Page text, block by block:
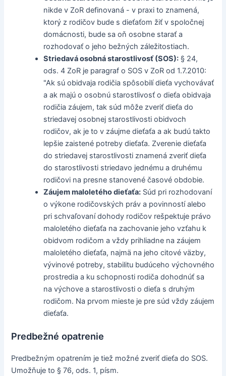
nikde v ZoR definovaná - v praxi to znamená,
ktorý z rodičov bude s dieťaťom žiť v spoločnej
domácnosti, bude sa oň osobne starať a
rozhodovať o jeho bežných záležitostiach.
Striedavá osobná starostlivosť (SOS): § 24,
ods. 4 ZoR je paragraf o SOS v ZoR od 1.7.2010:
"Ak sú obidvaja rodičia spôsobilí dieťa vychovávať
a ak majú o osobnú starostlivosť o dieťa obidvaja
rodičia záujem, tak súd môže zveriť dieťa do
striedavej osobnej starostlivosti obidvoch
rodičov, ak je to v záujme dieťaťa a ak budú takto
lepšie zaistené potreby dieťaťa. Zverenie dieťaťa
do striedavej starostlivosti znamená zveriť dieťa
do starostlivosti striedavo jednému a druhému
rodičovi na presne stanovené časové obdobie.
Záujem maloletého dieťaťa: Súd pri rozhodovaní
o výkone rodičovských práv a povinností alebo
pri schvaľovaní dohody rodičov rešpektuje právo
maloletého dieťaťa na zachovanie jeho vzťahu k
obidvom rodičom a vždy prihliadne na záujem
maloletého dieťaťa, najmä na jeho citové väzby,
vývinové potreby, stabilitu budúceho výchovného
prostredia a ku schopnosti rodiča dohodnúť sa
na výchove a starostlivosti o dieťa s druhým
rodičom. Na prvom mieste je pre súd vždy záujem
dieťaťa.
Predbežné opatrenie
Predbežným opatrením je tiež možné zveriť dieťa do SOS.
Umožňuje to § 76, ods. 1, písm.